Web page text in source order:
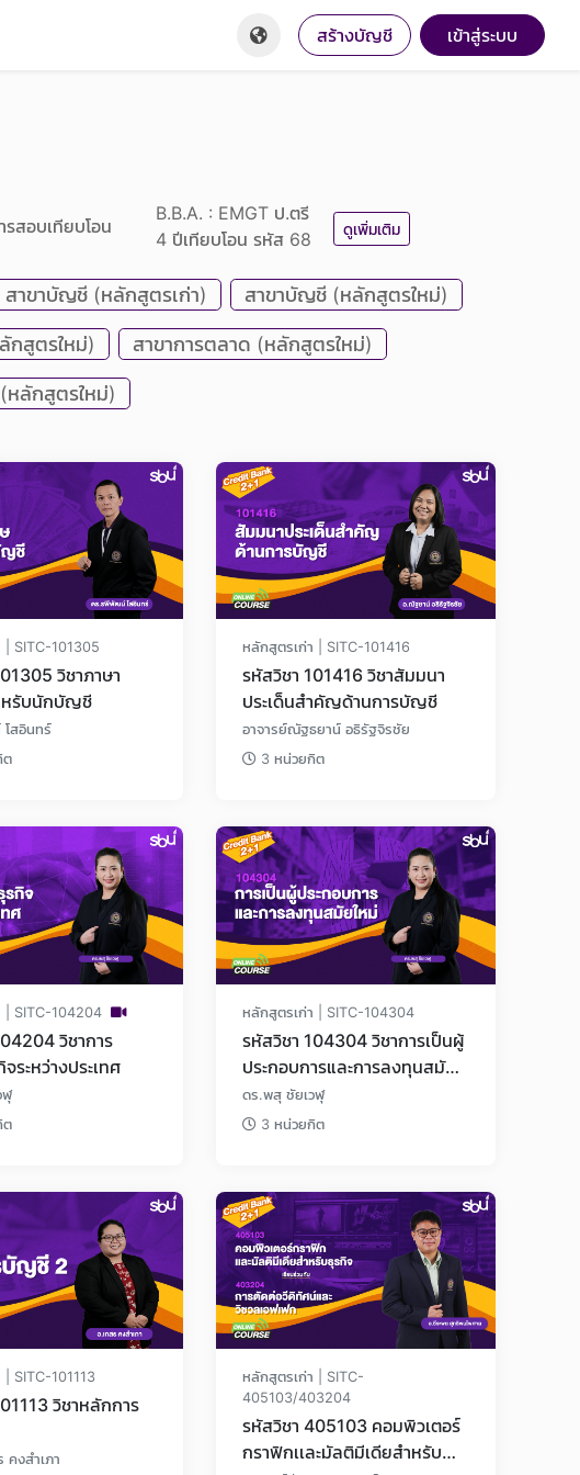
สร้างบัญชี เข้าสู่ระบบ
รสอบเทียบโอน
B.B.A. : EMGT ป.ตรี
4 ปีเทียบโอน รหัส 68
ดูเพิ่มเติม
สาขาบัญชี (หลักสูตรเก่า) สาขาบัญชี (หลักสูตรใหม่)
กสูตรใหม่) สาขาการตลาด (หลักสูตรใหม่)
หลักสูตรใหม่)
| SITC-101305
วิชาภาษา
หรับนักบัญชี
สอินทร์
ต
หลักสูตรเก่า | SITC-101416
รหัสวิชา 101416 วิชาสัมมนา
ประเด็นสำคัญด้านการบัญชี
อาจารย์ณัฐธยาน์ อธิรัฐจิรชัย
3 หน่วยกิต
| SITC-104204
วิชาการ
ระหว่างประเทศ
ฬุ
ต
หลักสูตรเก่า | SITC-104304
รหัสวิชา 104304 วิชาการเป็นผู้
ประกอบการและการลงทุนสมัย
ใหม่
ดร.พสุ ชัยเวฬุ
3 หน่วยกิต
| SITC-101113
วิชาหลักการ
คงสำเภา
หลักสูตรเก่า | SITC-
405103/403204
รหัสวิชา 405103 คอมพิวเตอร์
กราฟิกเเละมัลติมีเดียสำหรับ